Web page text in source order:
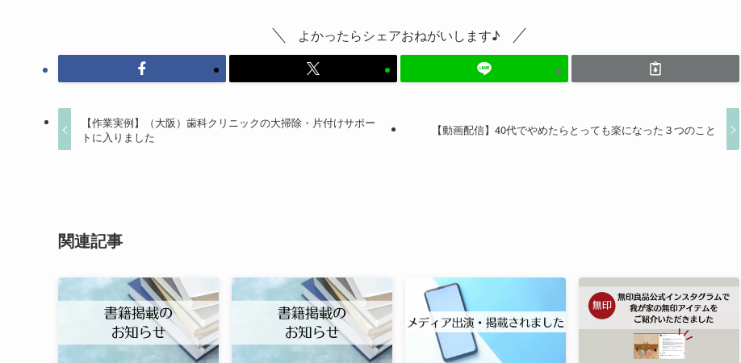
よかったらシェアおねがいします♪
【作業実例】（大阪）歯科クリニックの大掃除・片付けサポー
トに入りました
【動画配信】40代でやめたらとっても楽になった３つのこと
関連記事